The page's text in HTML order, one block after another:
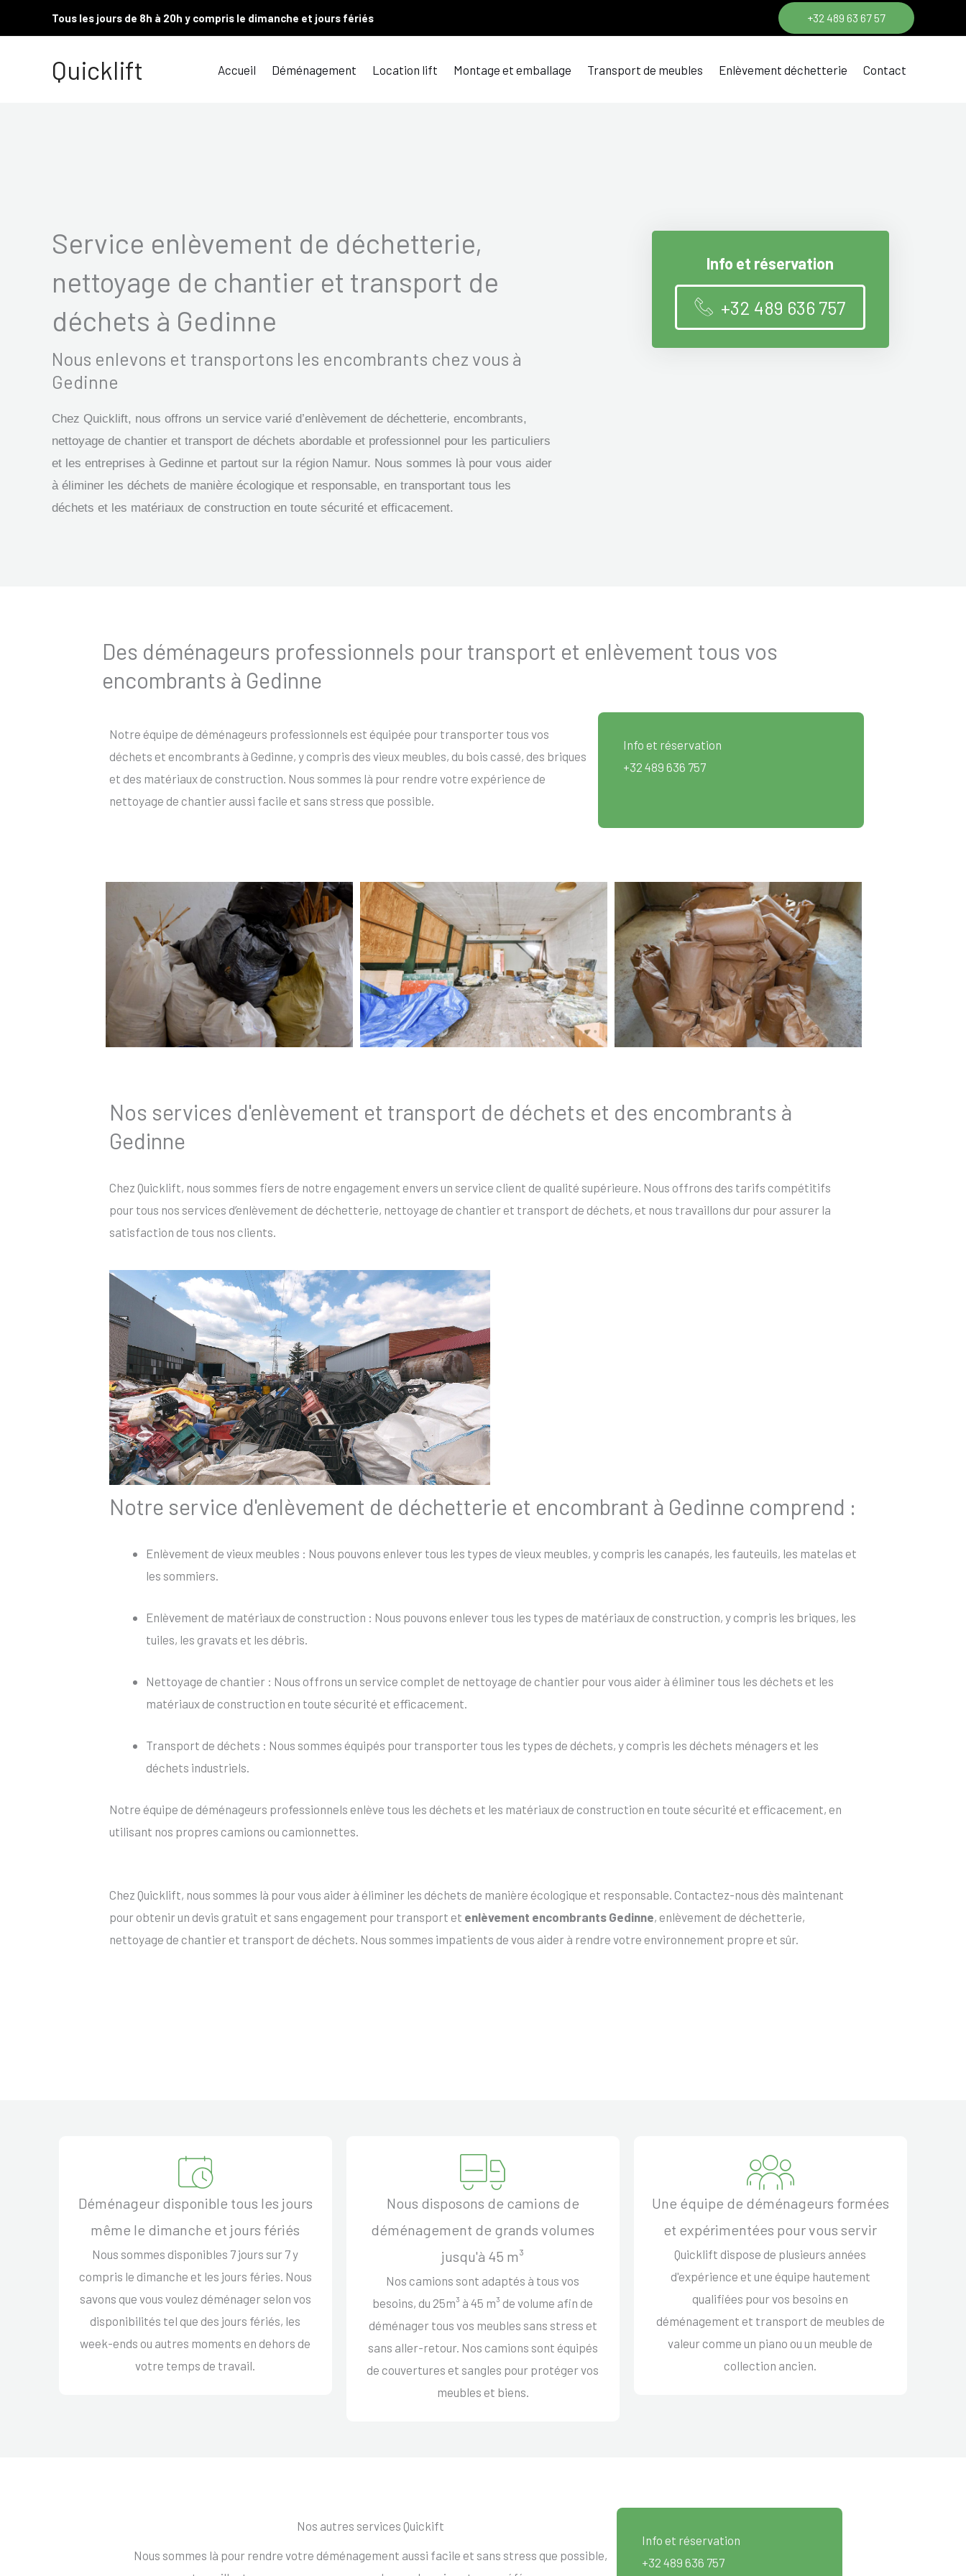
au
Tous les jours de 8h à 20h y compris le dimanche et jours fériés +32 489 63 67 57
Quicklift Accueil Déménagement Location lift Montage et emballage Transport de meubles Enlèvement déchetterie Contact
Service enlèvement de déchetterie,
nettoyage de chantier et transport de
déchets à Gedinne
Nous enlevons et transportons les encombrants chez vous à
Gedinne
Chez Quicklift, nous offrons un service varié d’enlèvement de déchetterie, encombrants,
nettoyage de chantier et transport de déchets abordable et professionnel pour les particuliers
et les entreprises à Gedinne et partout sur la région Namur. Nous sommes là pour vous aider
à éliminer les déchets de manière écologique et responsable, en transportant tous les
déchets et les matériaux de construction en toute sécurité et efficacement.
Info et réservation
+32 489 636 757
Des déménageurs professionnels pour transport et enlèvement tous vos
encombrants à Gedinne
Notre équipe de déménageurs professionnels est équipée pour transporter tous vos
déchets et encombrants à Gedinne, y compris des vieux meubles, du bois cassé, des briques
et des matériaux de construction. Nous sommes là pour rendre votre expérience de
nettoyage de chantier aussi facile et sans stress que possible.
Info et réservation
+32 489 636 757
Nos services d'enlèvement et transport de déchets et des encombrants à
Gedinne
Chez Quicklift, nous sommes fiers de notre engagement envers un service client de qualité supérieure. Nous offrons des tarifs compétitifs
pour tous nos services d’enlèvement de déchetterie, nettoyage de chantier et transport de déchets, et nous travaillons dur pour assurer la
satisfaction de tous nos clients.
Notre service d'enlèvement de déchetterie et encombrant à Gedinne comprend :
Enlèvement de vieux meubles : Nous pouvons enlever tous les types de vieux meubles, y compris les canapés, les fauteuils, les matelas et
les sommiers.
Enlèvement de matériaux de construction : Nous pouvons enlever tous les types de matériaux de construction, y compris les briques, les
tuiles, les gravats et les débris.
Nettoyage de chantier : Nous offrons un service complet de nettoyage de chantier pour vous aider à éliminer tous les déchets et les
matériaux de construction en toute sécurité et efficacement.
Transport de déchets : Nous sommes équipés pour transporter tous les types de déchets, y compris les déchets ménagers et les
déchets industriels.
Notre équipe de déménageurs professionnels enlève tous les déchets et les matériaux de construction en toute sécurité et efficacement, en
utilisant nos propres camions ou camionnettes.
Chez Quicklift, nous sommes là pour vous aider à éliminer les déchets de manière écologique et responsable. Contactez-nous dès maintenant
pour obtenir un devis gratuit et sans engagement pour transport et enlèvement encombrants Gedinne, enlèvement de déchetterie,
nettoyage de chantier et transport de déchets. Nous sommes impatients de vous aider à rendre votre environnement propre et sûr.
Déménageur disponible tous les jours
même le dimanche et jours fériés
Nous sommes disponibles 7 jours sur 7 y
compris le dimanche et les jours féries. Nous
savons que vous voulez déménager selon vos
disponibilités tel que des jours fériés, les
week-ends ou autres moments en dehors de
votre temps de travail.
Nous disposons de camions de
déménagement de grands volumes
jusqu'à 45 m³
Nos camions sont adaptés à tous vos
besoins, du 25m³ à 45 m³ de volume afin de
déménager tous vos meubles sans stress et
sans aller-retour. Nos camions sont équipés
de couvertures et sangles pour protéger vos
meubles et biens.
Une équipe de déménageurs formées
et expérimentées pour vous servir
Quicklift dispose de plusieurs années
d'expérience et une équipe hautement
qualifiées pour vos besoins en
déménagement et transport de meubles de
valeur comme un piano ou un meuble de
collection ancien.
Nos autres services Quickift
Nous sommes là pour rendre votre déménagement aussi facile et sans stress que possible,
Info et réservation
+32 489 636 757